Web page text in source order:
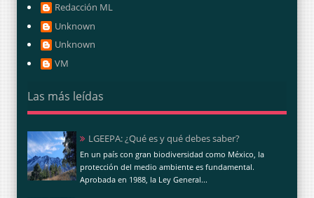
Redacción ML
Unknown
Unknown
VM
Las más leídas
LGEEPA: ¿Qué es y qué debes saber?
En un país con gran biodiversidad como México, la
protección del medio ambiente es fundamental.
Aprobada en 1988, la Ley General...